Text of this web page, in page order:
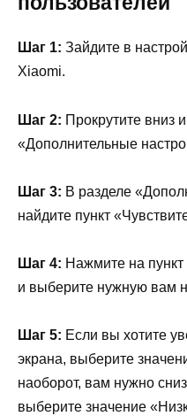
Шаг 1: Зайдите в
Xiaomi.
Шаг 2: Прокрутите вниз
«Дополнительные
Шаг 3: В разделе
найдите пункт
Шаг 4: Нажмите на пункт
и выберите нужную вам
Шаг 5: Если вы хотите
экрана, выберите
наоборот, вам нужно
выберите значение